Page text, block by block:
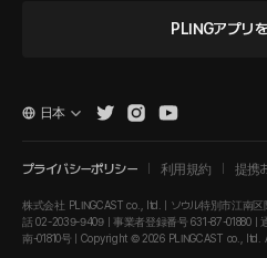
PLINGアプリ
プライバシーポリシー 利用規約 提携
株式会社 PLINGCAST co., ltd. | ソウル特別市江南
話 02-2039-9409 | 事業者登録番号 631-87-01880 |
南-01810号 | Copyright © 2026 PLINGCAST co., ltd.
日本